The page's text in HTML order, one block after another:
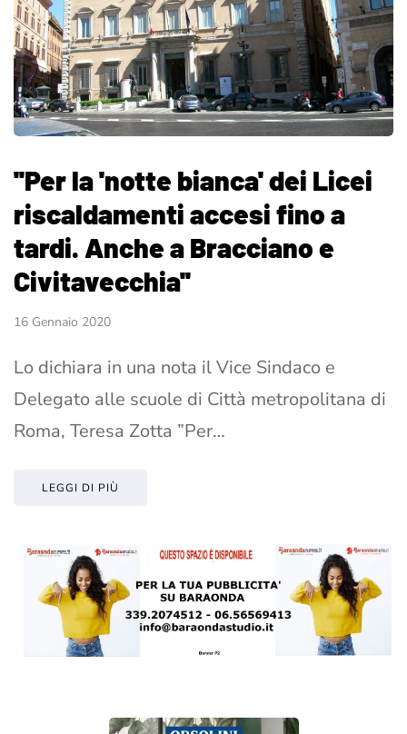
''Per la 'notte bianca' dei Licei
riscaldamenti accesi fino a
tardi. Anche a Bracciano e
Civitavecchia''
16 Gennaio 2020
Lo dichiara in una nota il Vice Sindaco e
Delegato alle scuole di Città metropolitana di
Roma, Teresa Zotta ”Per…
LEGGI DI PIÙ